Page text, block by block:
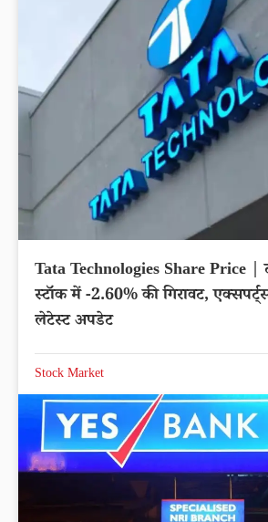
Tata Technologies Share Price |
स्टॉक में -2.60% की गिरावट,
लेटेस्ट अपडेट
Stock Market